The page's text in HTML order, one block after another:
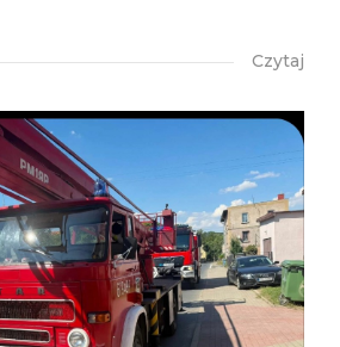
Czytaj